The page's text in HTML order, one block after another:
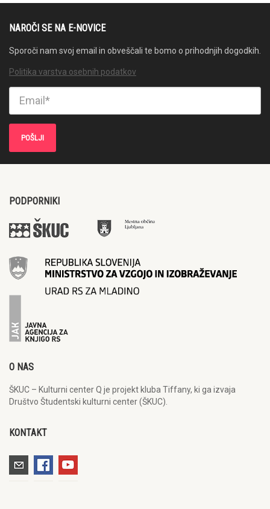
NAROČI SE NA E-NOVICE
Sporoči nam svoj email in obveščali te bomo o prihodnjih dogodkih.
Politika varstva osebnih podatkov
PODPORNIKI
O NAS
ŠKUC – Kulturni center Q je projekt kluba Tiffany, ki ga izvaja
Društvo Študentski kulturni center (ŠKUC).
KONTAKT